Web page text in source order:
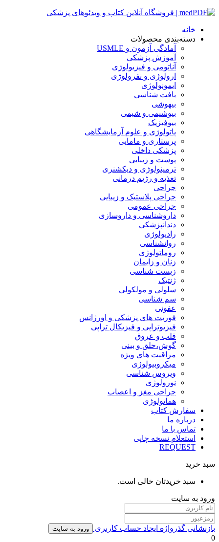
خانه
دسته‌بندی محصولات
آمادگی آزمون و USMLE
آموزش پزشکی
آناتومی و فیزیولوژی
ارولوژی و نفرولوژی
ایمونولوژی
بافت شناسی
بیهوشی
بیوشیمی و شیمی
بیوفیزیک
پاتولوژی و علوم آزمایشگاهی
پرستاری و مامایی
پزشکی داخلی
پوست و زیبایی
ترمینولوژی و دیکشنری
تغذیه و رژیم درمانی
جراحی
جراحی پلاستیک و زیبایی
جراحی عمومی
داروشناسی و داروسازی
دندانپزشکی
رادیولوژی
روانشناسی
روماتولوژی
زنان و زایمان
زیست شناسی
ژنتیک
سلولی و مولکولی
سم شناسی
عفونی
فوریت های پزشکی و اورژانس
فیزیوتراپی و فیزیکال تراپی
قلب و عروق
گوش،حلق و بینی
مراقبت های ویژه
میکروبیولوژی
ویروس شناسی
نورولوژی
جراحی مغز و اعصاب
هماتولوژی
سفارش کتاب
درباره ما
تماس با ما
استعلام نسخه چاپی
REQUEST
سبد خرید
سبد خریدتان خالی است.
ورود به سایت
بازنشانی گذرواژه ایجاد حساب کاربری ورود به سایت
0